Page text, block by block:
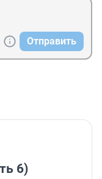
Отправить
6)